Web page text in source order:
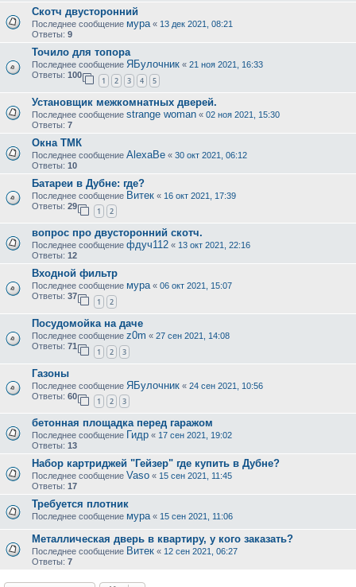
Скотч двусторонний
Последнее сообщение мура « 13 дек 2021, 08:21
Ответы: 9
Точило для топора
Последнее сообщение ЯБулочник « 21 ноя 2021, 16:33
Ответы: 100
1 2 3 4 5
Установщик межкомнатных дверей.
Последнее сообщение strange woman « 02 ноя 2021, 15:30
Ответы: 7
Окна ТМК
Последнее сообщение AlexaBe « 30 окт 2021, 06:12
Ответы: 10
Батареи в Дубне: где?
Последнее сообщение Витек « 16 окт 2021, 17:39
Ответы: 29
1 2
вопрос про двусторонний скотч.
Последнее сообщение фдуч112 « 13 окт 2021, 22:16
Ответы: 12
Входной фильтр
Последнее сообщение мура« 06 окт 2021, 15:07
Ответы: 37
1 2
Посудомойка на даче
Последнее сообщение z0m « 27 сен 2021, 14:08
Ответы: 71
1 2 3
Газоны
Последнее сообщение ЯБулочник « 24 сен 2021, 10:56
Ответы: 60
1 2 3
бетонная площадка перед гаражом
Последнее сообщение Гидр « 17 сен 2021, 19:02
Ответы: 13
Набор картриджей "Гейзер" где купить в Дубне?
Последнее сообщение Vaso « 15 сен 2021, 11:45
Ответы: 17
Требуется плотник
Последнее сообщение мура« 15 сен 2021, 11:06
Металлическая дверь в квартиру, у кого заказать?
Последнее сообщение Витек « 12 сен 2021, 06:27
Ответы: 7